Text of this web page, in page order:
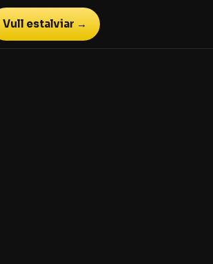
Vull estalviar →